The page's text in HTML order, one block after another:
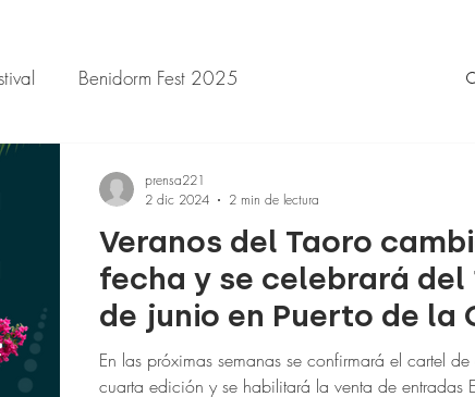
Benidorm Fest 2025
Veranos del Taoro
fecha y se celebrará del
de junio en Puerto de la
En las próximas semanas se confirmará el cartel de
cuarta edición y se habilitará la venta de entradas
prensa221
2 dic 2024
2 min de lectura